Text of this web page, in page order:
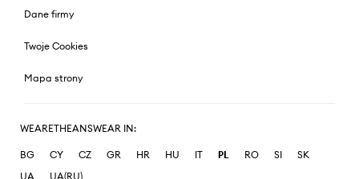
Dane firmy
Twoje Cookies
Mapa strony
WEARETHEANSWEAR IN:
BG CY CZ GR HR HU IT PL RO SI
SK
UA
UA(RU)